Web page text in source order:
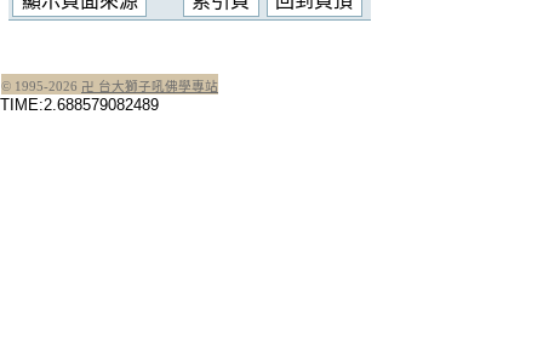
© 1995-2026 卍 台大獅子吼佛學專站
TIME:2.688579082489